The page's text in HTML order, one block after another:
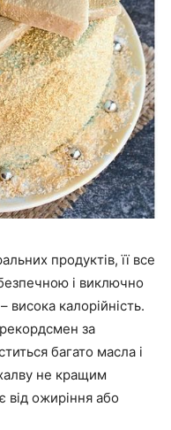
продуктів, її все
і виключно
калорійність.
за
багато масла і
не кращим
від ожиріння або